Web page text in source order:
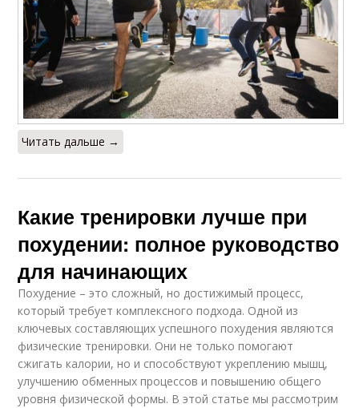
Читать дальше →
Какие тренировки лучше при
похудении: полное руководство
для начинающих
Похудение – это сложный, но достижимый процесс,
который требует комплексного подхода. Одной из
ключевых составляющих успешного похудения являются
физические тренировки. Они не только помогают
сжигать калории, но и способствуют укреплению мышц,
улучшению обменных процессов и повышению общего
уровня физической формы. В этой статье мы рассмотрим